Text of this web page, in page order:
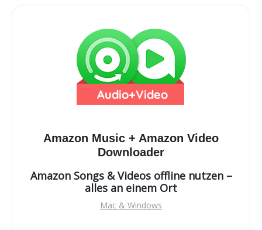
Amazon Music + Amazon Video
Downloader
Amazon Songs & Videos offline nutzen –
alles an einem Ort
Mac & Windows